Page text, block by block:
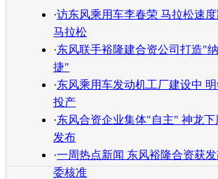
·访东风乘用车李春荣 马拉松速
马拉松
·东风联手裕隆建合资公司打造"
捷"
·东风乘用车发动机工厂建设中
投产
·东风合资企业集体"自主" 神龙下
发布
·一周热点新闻 东风裕隆合资获发
委核准